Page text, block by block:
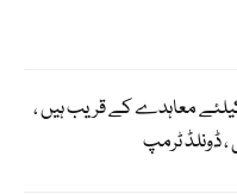
کیلئے معاہدے کے قریب ہیں ،
ڈونلڈ ٹرمپ